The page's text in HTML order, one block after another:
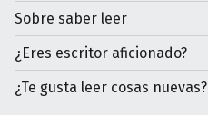
Sobre saber leer
¿Eres escritor aficionado?
¿Te gusta leer cosas nuevas?